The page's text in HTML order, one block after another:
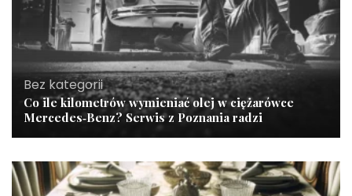
Bez kategorii
Co ile kilometrów wymieniać olej w ciężarówce
Mercedes‑Benz? Serwis z Poznania radzi